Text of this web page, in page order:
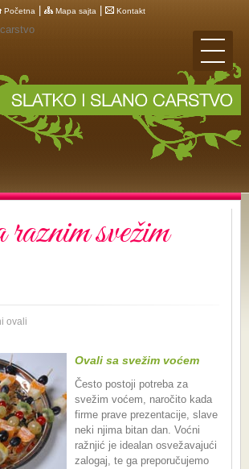
Početna Mapa sajta Kontakt
svežim
ovali
Ovali sa svežim voćem
Često postoji potreba za
svežim voćem, naročito kada
firme prave prezentacije, slave
neki njima bitan dan. Voćni
ražnjić je idealan osvežavajući
zalogaj, te ga preporučujemo